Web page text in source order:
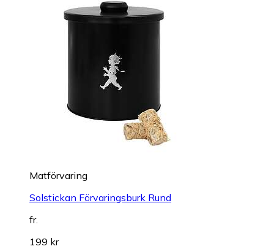
Matförvaring
Solstickan Förvaringsburk Rund
fr.
199 kr